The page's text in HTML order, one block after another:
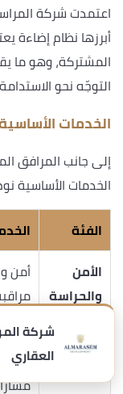
اعتمدت شركة
أبرزها نظام إضاءة
المشتركة، وهو ما
التوجّه نحو
الخدمات
إلى جانب المرافق
الخدمات الأساسية
الفئة
الأمن
والحراسة
الرياضة
كلوبشركة
العقاري